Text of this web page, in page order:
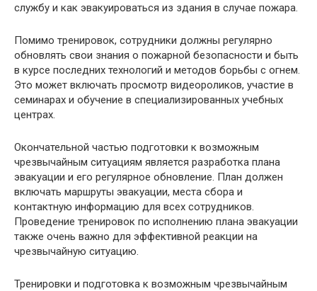
службу и как эвакуироваться из здания в случае пожара.
Помимо тренировок, сотрудники должны регулярно
обновлять свои знания о пожарной безопасности и быть
в курсе последних технологий и методов борьбы с огнем.
Это может включать просмотр видеороликов, участие в
семинарах и обучение в специализированных учебных
центрах.
Окончательной частью подготовки к возможным
чрезвычайным ситуациям является разработка плана
эвакуации и его регулярное обновление. План должен
включать маршруты эвакуации, места сбора и
контактную информацию для всех сотрудников.
Проведение тренировок по исполнению плана эвакуации
также очень важно для эффективной реакции на
чрезвычайную ситуацию.
Тренировки и подготовка к возможным чрезвычайным